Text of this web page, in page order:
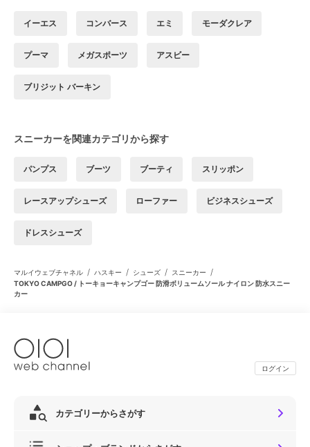
イーエス コンバース エミ モーダクレア
プーマ メガスポーツ アスビー
ブリジット バーキン
スニーカーを関連カテゴリから探す
パンプス ブーツ ブーティ スリッポン
レースアップシューズ ローファー ビジネスシューズ
ドレスシューズ
マルイウェブチャネル / ハスキー / シューズ / スニーカー /
TOKYO CAMPGO / トーキョーキャンプゴー 防滑ボリュームソール ナイロン 防水スニー
カー
ログイン
カテゴリーからさがす